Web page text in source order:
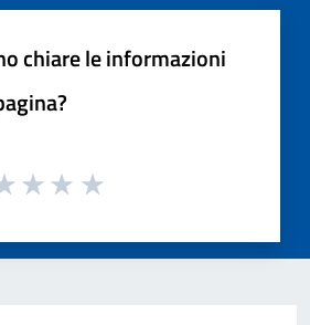
chiare le informazioni